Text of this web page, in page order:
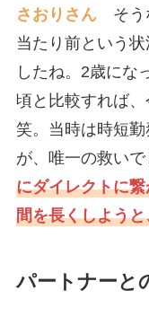
さおりさん そ
当たり前という
したね。2歳にな
頃と比較すれば
笑。当時は時短
が、唯一の救いで
にダイレクトに繋
間を長くしよう
パートナーと